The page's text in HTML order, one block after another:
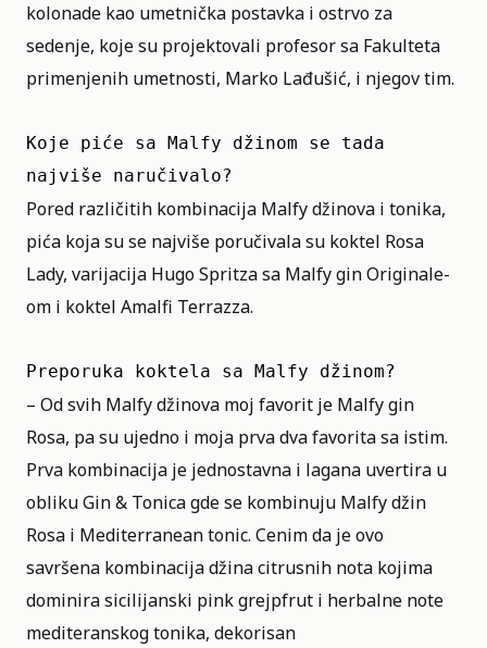
kolonade kao umetnička postavka i ostrvo za
sedenje, koje su projektovali profesor sa Fakulteta
primenjenih umetnosti, Marko Lađušić, i njegov tim.
Koje piće sa Malfy džinom se tada
najviše naručivalo?
Pored različitih kombinacija Malfy džinova i tonika,
pića koja su se najviše poručivala su koktel Rosa
Lady, varijacija Hugo Spritza sa Malfy gin Originale-
om i koktel Amalfi Terrazza.
Preporuka koktela sa Malfy džinom?
– Od svih Malfy džinova moj favorit je Malfy gin
Rosa, pa su ujedno i moja prva dva favorita sa istim.
Prva kombinacija je jednostavna i lagana uvertira u
obliku Gin & Tonica gde se kombinuju Malfy džin
Rosa i Mediterranean tonic. Cenim da je ovo
savršena kombinacija džina citrusnih nota kojima
dominira sicilijanski pink grejpfrut i herbalne note
mediteranskog tonika, dekorisan